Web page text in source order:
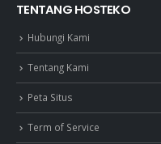
TENTANG HOSTEKO
Hubungi Kami
Tentang Kami
Peta Situs
Term of Service